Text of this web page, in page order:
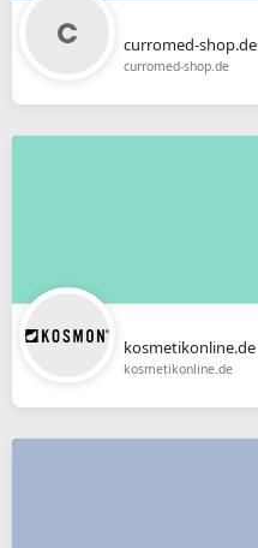
curromed-shop.de
curromed-shop.de
kosmetikonline.de
kosmetikonline.de